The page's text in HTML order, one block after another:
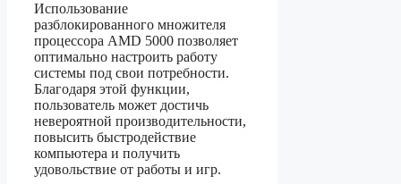
Использование
разблокированного множителя
процессора AMD 5000 позволяет
оптимально настроить работу
системы под свои потребности.
Благодаря этой функции,
пользователь может достичь
невероятной производительности,
повысить быстродействие
компьютера и получить
удовольствие от работы и игр.